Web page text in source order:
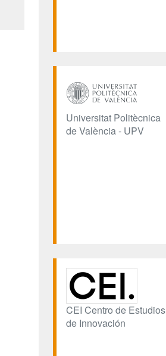
Universitat Politècnica
de València - UPV
CEI Centro de Estudios
de Innovación